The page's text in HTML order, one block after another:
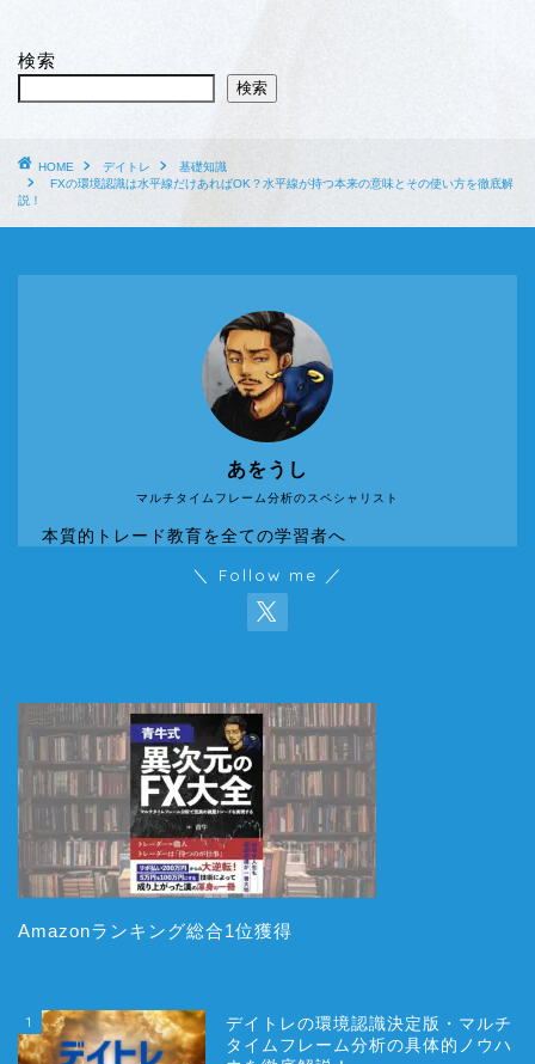
検索
検索
HOME デイトレ
基礎知識
FXの環境認識は水平線だけあればOK？水平線が持つ本来の意味とその使い方を徹底解
説！
マルチタイムフレーム分析のスペシャリスト
あをうし
本質的トレード教育を全ての学習者へ
＼ Follow me ／
Amazonランキング総合1位獲得
1
デイトレの環境認識決定版・マルチ
タイムフレーム分析の具体的ノウハ